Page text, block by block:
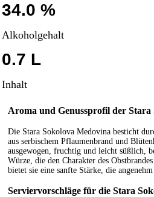
34.0 %
Alkoholgehalt
0.7 L
Inhalt
Aroma und Genussprofil der Stara
Die Stara Sokolova Medovina besticht
aus serbischem Pflaumenbrand und
ausgewogen, fruchtig und leicht süßlich,
Würze, die den Charakter des
bietet sie eine sanfte Stärke, die
Serviervorschläge für die Stara